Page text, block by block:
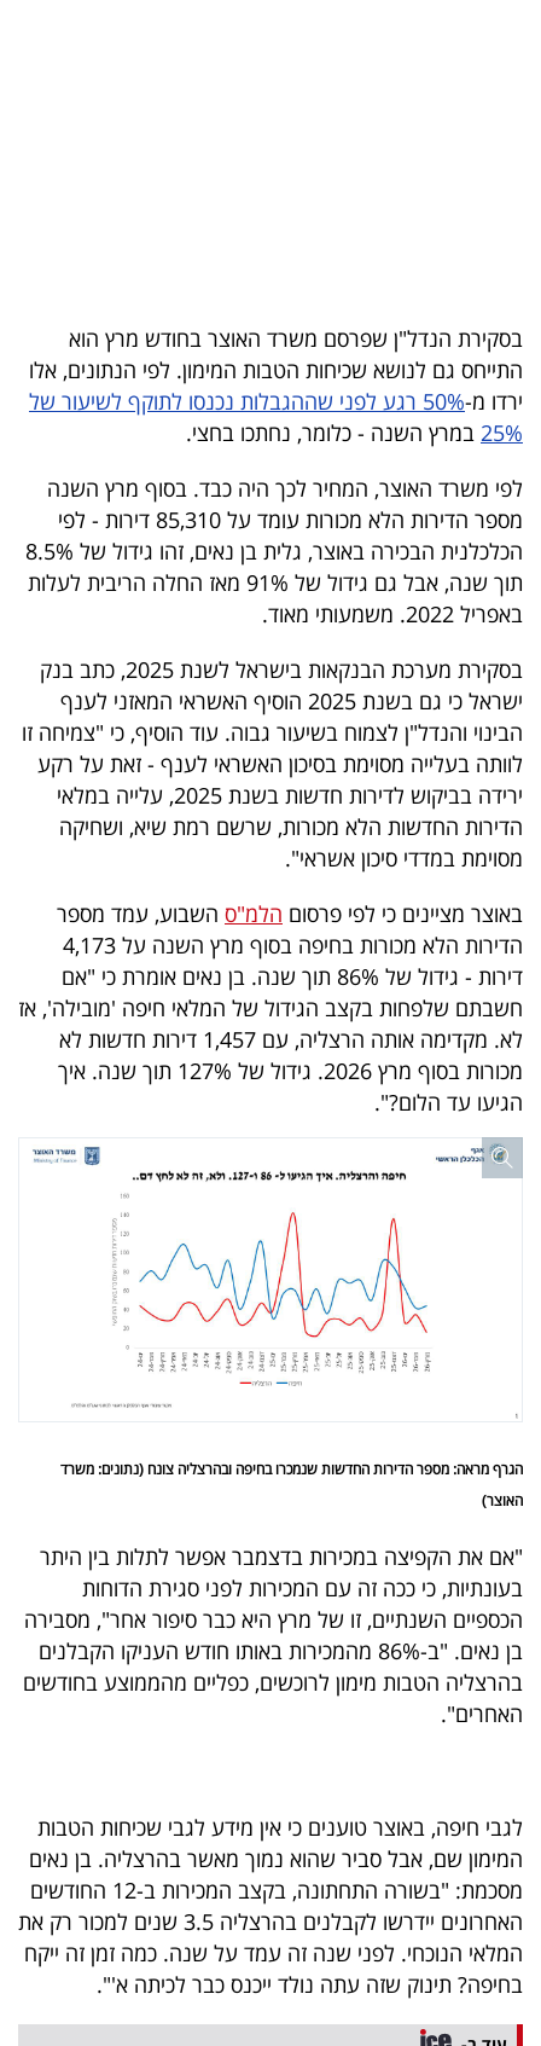
40
UNDER
40
שיתופי
פעולה
דרושים
ניוזלטרים
מייל
פרסמו
באייס
עקבו
אחרינו:
בסקירת הנדל"ן שפרסם משרד האוצר בחודש מרץ הוא
התייחס גם לנושא שכיחות הטבות המימון. לפי הנתונים, אלו
ירדו מ-
50% רגע לפני שההגבלות נכנסו לתוקף לשיעור של
25% במרץ השנה - כלומר, נחתכו בחצי.
לפי משרד האוצר, המחיר לכך היה כבד. בסוף מרץ השנה
מספר הדירות הלא מכורות עומד על 85,310 דירות - לפי
הכלכלנית הבכירה באוצר, גלית בן נאים, זהו גידול של 8.5%
תוך שנה, אבל גם גידול של 91% מאז החלה הריבית לעלות
באפריל 2022. משמעותי מאוד.
בסקירת מערכת הבנקאות בישראל לשנת 2025, כתב בנק
ישראל כי גם בשנת 2025 הוסיף האשראי המאזני לענף
הבינוי והנדל"ן לצמוח בשיעור גבוה. עוד הוסיף, כי "צמיחה זו
לוותה בעלייה מסוימת בסיכון האשראי לענף - זאת על רקע
ירידה בביקוש לדירות חדשות בשנת 2025, עלייה במלאי
הדירות החדשות הלא מכורות, שרשם רמת שיא, ושחיקה
מסוימת במדדי סיכון אשראי".
באוצר מציינים כי לפי פרסום הלמ"ס השבוע, עמד מספר
הדירות הלא מכורות בחיפה בסוף מרץ השנה על 4,173
דירות - גידול של 86% תוך שנה. בן נאים אומרת כי "אם
חשבתם שלפחות בקצב הגידול של המלאי חיפה 'מובילה', אז
לא. מקדימה אותה הרצליה, עם 1,457 דירות חדשות לא
מכורות בסוף מרץ 2026. גידול של 127% תוך שנה. איך
הגיעו עד הלום?".
הגרף מראה: מספר הדירות החדשות שנמכרו בחיפה ובהרצליה צונח (נתונים: משרד
האוצר)
"אם את הקפיצה במכירות בדצמבר אפשר לתלות בין היתר
בעונתיות, כי ככה זה עם המכירות לפני סגירת הדוחות
הכספיים השנתיים, זו של מרץ היא כבר סיפור אחר", מסבירה
בן נאים. "ב-86% מהמכירות באותו חודש העניקו הקבלנים
בהרצליה הטבות מימון לרוכשים, כפליים מהממוצע בחודשים
האחרים".
לגבי חיפה, באוצר טוענים כי אין מידע לגבי שכיחות הטבות
המימון שם, אבל סביר שהוא נמוך מאשר בהרצליה. בן נאים
מסכמת: "בשורה התחתונה, בקצב המכירות ב-12 החודשים
האחרונים יידרשו לקבלנים בהרצליה 3.5 שנים למכור רק את
המלאי הנוכחי. לפני שנה זה עמד על שנה. כמה זמן זה ייקח
בחיפה? תינוק שזה עתה נולד ייכנס כבר לכיתה א'".